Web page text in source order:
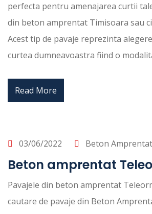
perfecta pentru amenajarea curtii
din beton amprentat Timisoara sau
Acest tip de pavaje reprezinta
curtea dumneavoastra fiind o
Read More
03/06/2022 Beton
Beton amprentat
Pavajele din beton amprentat
cautare de pavaje din Beton